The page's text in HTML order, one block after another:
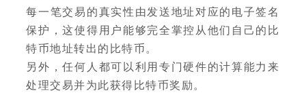
每一笔交易的真实性由发送地址对应的电子签名
保护，这使得用户能够完全掌控从他们自己的比
特币地址转出的比特币。
另外，任何人都可以利用专门硬件的计算能力来
处理交易并为此获得比特币奖励。